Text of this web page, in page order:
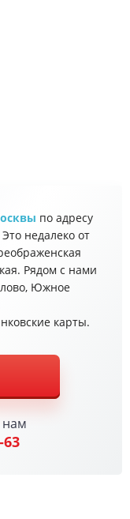
по адресу
недалеко от
Рядом с нами
Южное
карты.
нам
63